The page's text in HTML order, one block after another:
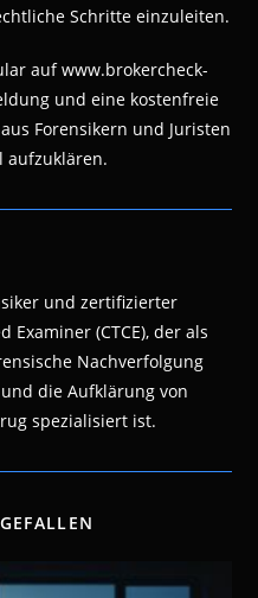
Schritte einzuleiten.
auf www.brokercheck-
und eine kostenfreie
Forensikern und Juristen
aufzuklären.
und zertifizierter
Examiner (CTCE), der als
Nachverfolgung
die Aufklärung von
spezialisiert ist.